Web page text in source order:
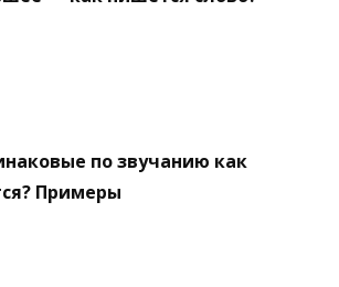
по звучанию как
Примеры